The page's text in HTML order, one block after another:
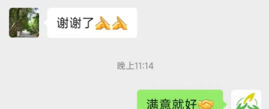
选关键下聘请合适的阿姨。
心小区管家价格表预算掌控在5300元范围